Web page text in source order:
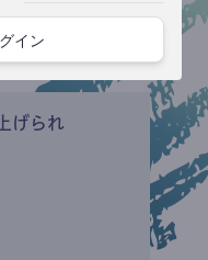
イン
ジ
げられ